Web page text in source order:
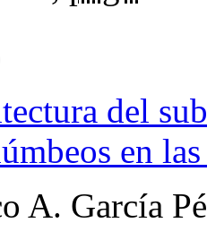
del
en las
A. García